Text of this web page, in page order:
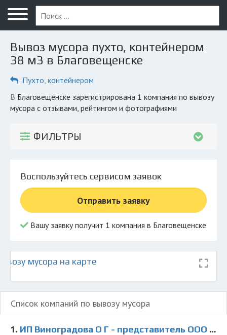
Меню
Главная
Вопрос юристу
Компании
Экоблог
© 2026 Все права защищены
Вывоз мусора пухто, контейнером
38 м3 в Благовещенске
Пухто, контейнером
в Благовещенске зарегистрирована 1 компания по вывозу
мусора с отзывами, рейтингом и фотографиями
ФИЛЬТРЫ
Воспользуйтесь сервисом заявок
Отправить заявку
Вашу заявку получит 1 компания в Благовещенске
мусора на карте
Список компаний по вывозу мусора
1. ИП Виноградова О Г - представитель ООО Ведущая Утилизирующая Компания